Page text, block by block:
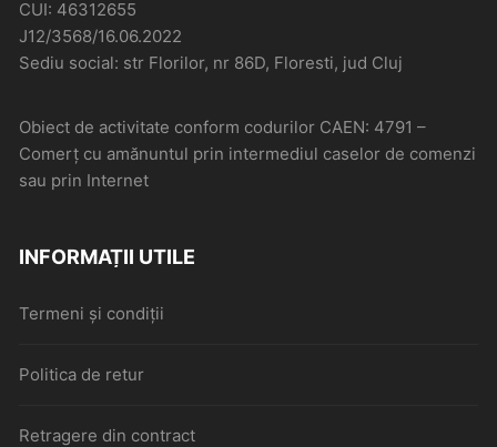
CUI: 46312655
J12/3568/16.06.2022
Sediu social: str Florilor, nr 86D, Floresti, jud Cluj
Obiect de activitate conform codurilor CAEN: 4791 –
Comerţ cu amănuntul prin intermediul caselor de comenzi
sau prin Internet
INFORMAȚII UTILE
Termeni și condiții
Politica de retur
Retragere din contract